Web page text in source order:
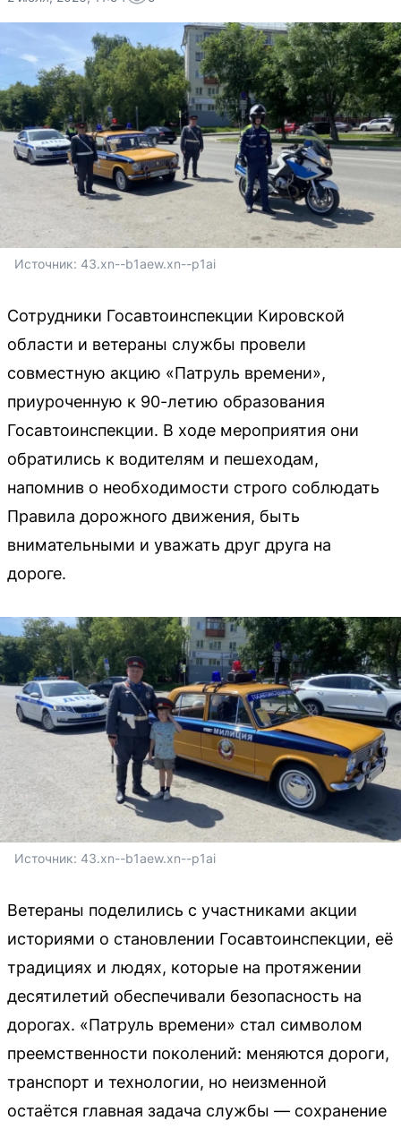
Источник: 43.xn--b1aew.xn--p1ai
Сотрудники Госавтоинспекции Кировской
области и ветераны службы провели
совместную акцию «Патруль времени»,
приуроченную к 90-летию образования
Госавтоинспекции. В ходе мероприятия они
обратились к водителям и пешеходам,
напомнив о необходимости строго соблюдать
Правила дорожного движения, быть
внимательными и уважать друг друга на
дороге.
Источник: 43.xn--b1aew.xn--p1ai
Ветераны поделились с участниками акции
историями о становлении Госавтоинспекции, её
традициях и людях, которые на протяжении
десятилетий обеспечивали безопасность на
дорогах. «Патруль времени» стал символом
преемственности поколений: меняются дороги,
транспорт и технологии, но неизменной
остаётся главная задача службы — сохранение